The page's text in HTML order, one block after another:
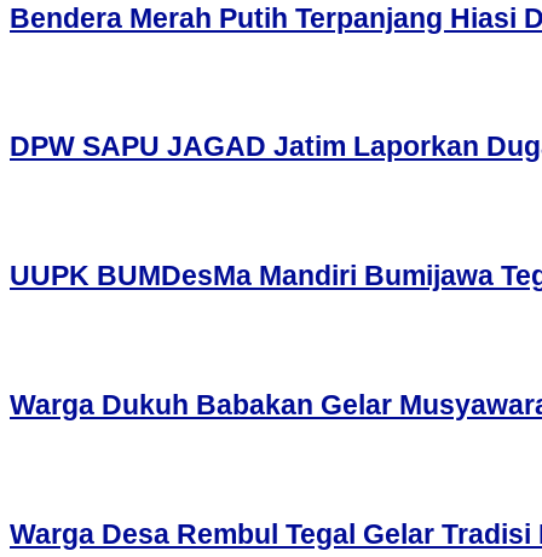
Bendera Merah Putih Terpanjang Hiasi
DPW SAPU JAGAD Jatim Laporkan
UUPK BUMDesMa Mandiri Bumijawa
Warga Dukuh Babakan Gelar
Warga Desa Rembul Tegal Gelar